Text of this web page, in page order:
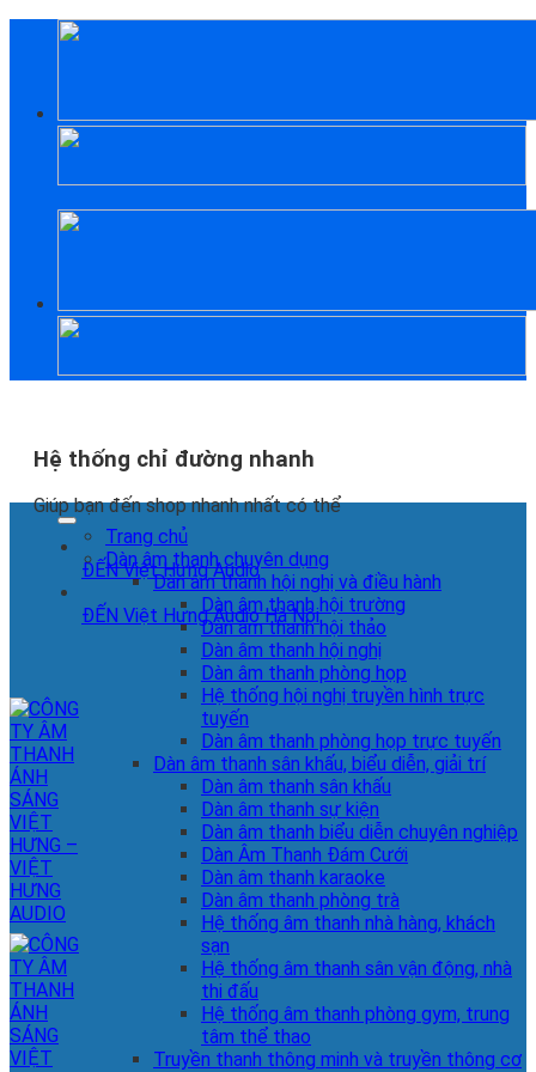
Hệ thống chỉ đường nhanh
Giúp bạn đến shop nhanh nhất có thể
ĐẾN Việt Hưng Audio
ĐẾN Việt Hưng Audio Hà Nội
Trang chủ
Dàn âm thanh chuyên dụng
Dàn âm thanh hội nghị và điều hành
Dàn âm thanh hội trường
Dàn âm thanh hội thảo
Dàn âm thanh hội nghị
Dàn âm thanh phòng họp
Hệ thống hội nghị truyền hình trực
tuyến
Dàn âm thanh phòng họp trực tuyến
Dàn âm thanh sân khấu, biểu diễn, giải trí
Dàn âm thanh sân khấu
Dàn âm thanh sự kiện
Dàn âm thanh biểu diễn chuyên nghiệp
Dàn Âm Thanh Đám Cưới
Dàn âm thanh karaoke
Dàn âm thanh phòng trà
Hệ thống âm thanh nhà hàng, khách
sạn
Hệ thống âm thanh sân vận động, nhà
thi đấu
Hệ thống âm thanh phòng gym, trung
tâm thể thao
Truyền thanh thông minh và truyền thông cơ